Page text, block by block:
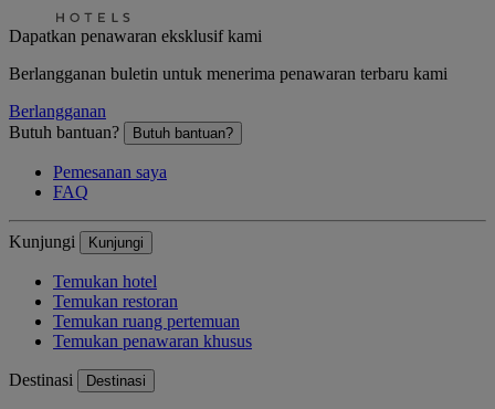
Dapatkan penawaran eksklusif kami
Berlangganan buletin untuk menerima penawaran terbaru kami
Berlangganan
Butuh bantuan?
Butuh bantuan?
Pemesanan saya
FAQ
Kunjungi Kunjungi
Temukan hotel
Temukan restoran
Temukan ruang pertemuan
Temukan penawaran khusus
Destinasi Destinasi